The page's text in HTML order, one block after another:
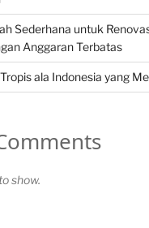
Sederhana untuk
Anggaran Terbatas
ala Indonesia yang
show.